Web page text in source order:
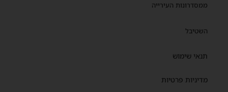
ממסדרונות העירייה
השטיבל
תנאי שימוש
מדיניות פרטיות